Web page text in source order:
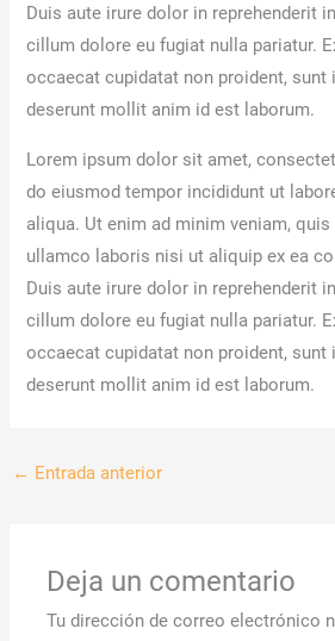
Duis aute irure dolor in reprehenderit
cillum dolore eu fugiat nulla pariatur.
occaecat cupidatat non proident,
deserunt mollit anim id est laborum.
Lorem ipsum dolor sit amet,
do eiusmod tempor incididunt ut
aliqua. Ut enim ad minim veniam,
ullamco laboris nisi ut aliquip ex ea
Duis aute irure dolor in reprehenderit
cillum dolore eu fugiat nulla pariatur.
occaecat cupidatat non proident,
deserunt mollit anim id est laborum.
← Entrada anterior
Deja un comentario
Tu dirección de correo electrónico